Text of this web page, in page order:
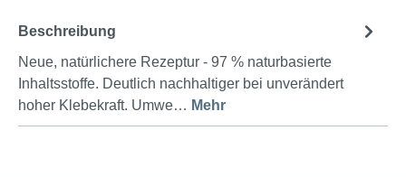
Beschreibung
Neue, natürlichere Rezeptur - 97 % naturbasierte
Inhaltsstoffe. Deutlich nachhaltiger bei unverändert
hoher Klebekraft. Umwe… Mehr